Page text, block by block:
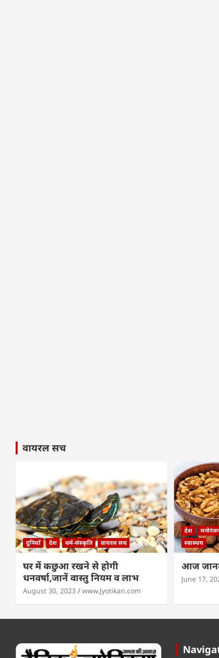
वायरल सच
दुनियाँ देश धर्म-संस्कृति वायरल सच
घर में कछुआ रखने से होगी
धनवर्षा,जानें वास्तु नियम व लाभ
August 30, 2023 www.Jyotikan.com
देश
स्वास्थय
आज
June 17,